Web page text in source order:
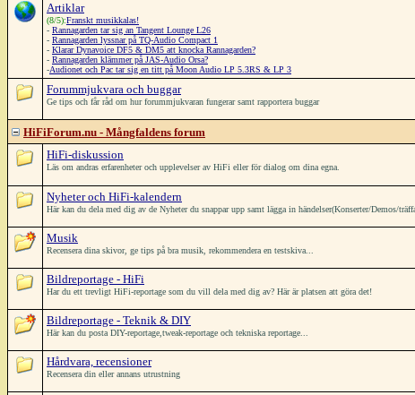
Artiklar
(8/5):Franskt musikkalas!
- Rannagarden tar sig an Tangent Lounge L26
- Rannagarden lyssnar på TQ-Audio Compact 1
- Klarar Dynavoice DF5 & DM5 att knocka Rannagarden?
- Rannagarden klämmer på JAS-Audio Orsa?
-Audionet och Pac tar sig en titt på Moon Audio LP 5.3RS & LP 3
Forummjukvara och buggar
Ge tips och får råd om hur forummjukvaran fungerar samt rapportera buggar
HiFiForum.nu - Mångfaldens forum
HiFi-diskussion
Läs om andras erfarenheter och upplevelser av HiFi eller för dialog om dina egna.
Nyheter och HiFi-kalendern
Här kan du dela med dig av de Nyheter du snappar upp samt lägga in händelser(Konserter/Demos/
Musik
Recensera dina skivor, ge tips på bra musik, rekommendera en testskiva...
Bildreportage - HiFi
Har du ett trevligt HiFi-reportage som du vill dela med dig av? Här är platsen att göra det!
Bildreportage - Teknik & DIY
Här kan du posta DIY-reportage,tweak-reportage och tekniska reportage...
Hårdvara, recensioner
Recensera din eller annans utrustning